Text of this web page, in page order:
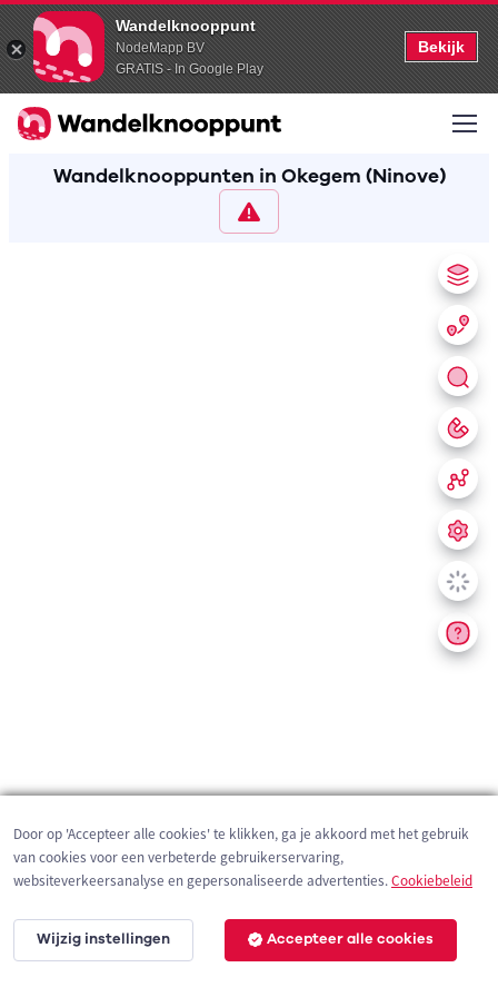
Wandelknooppunt
NodeMapp BV
GRATIS - In Google Play
Bekijk
Wandelknooppunten in Okegem (Ninove)
200 m
Door op 'Accepteer alle cookies' te klikken, ga je akkoord met het gebruik
van cookies voor een verbeterde gebruikerservaring,
websiteverkeersanalyse en gepersonaliseerde advertenties.Cookiebeleid
Wijzig instellingen Accepteer alle cookies